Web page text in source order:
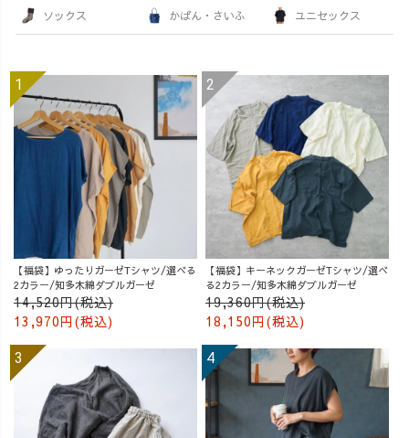
ソックス かばん・さいふ ユニセックス
【福袋】ゆったりガーゼTシャツ/選べる
2カラー/知多木綿ダブルガーゼ
14,520円(税込)
13,970円(税込)
【福袋】キーネックガーゼTシャツ/選べ
る2カラー/知多木綿ダブルガーゼ
19,360円(税込)
18,150円(税込)